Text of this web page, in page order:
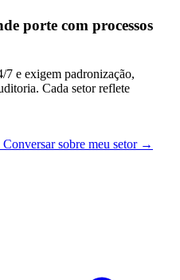
porte com processos
7 e exigem padronização,
Cada setor reflete
Conversar sobre meu setor →